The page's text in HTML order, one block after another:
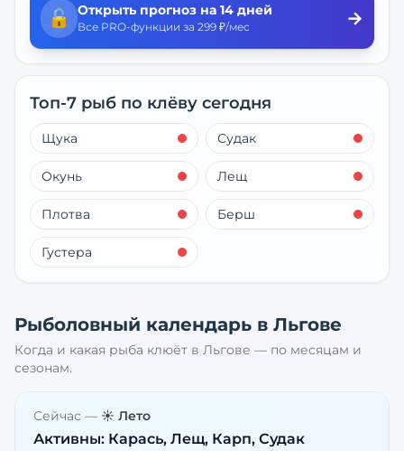
🔓 Открыть прогноз на 14 дней
Все PRO-функции за 299 ₽/мес →
Топ-7 рыб по клёву сегодня
Щука Судак
Окунь Лещ
Плотва Берш
Густера
Рыболовный календарь в Льгове
Когда и какая рыба клюёт в Льгове — по месяцам и
сезонам.
Сейчас — ☀️ Лето
Активны: Карась, Лещ, Карп, Судак